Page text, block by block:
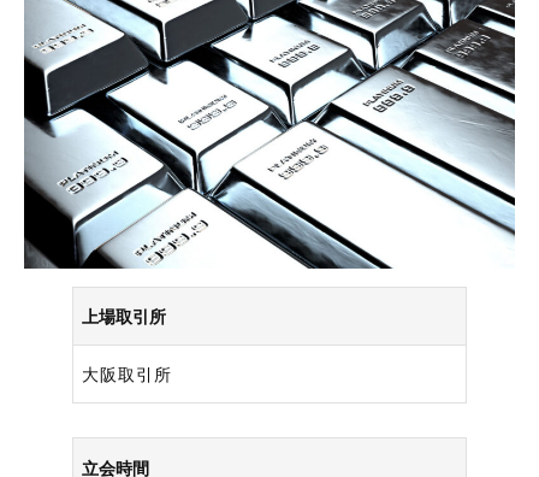
上場取引所
大阪取引所
立会時間